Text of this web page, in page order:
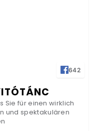
642
Sie für einen wirklich
und spektakulären